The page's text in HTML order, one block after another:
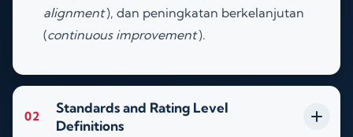
alignment ), dan peningkatan berkelanjutan
(continuous improvement ).
02
Standards and Rating Level
Definitions